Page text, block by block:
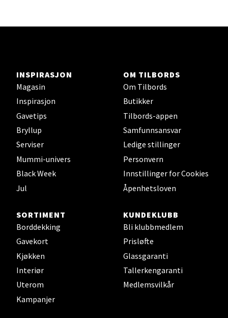
INSPIRASJON
Magasin
Inspirasjon
Gavetips
Bryllup
Serviser
Mummi-univers
Black Week
Jul
OM TILBORDS
Om Tilbords
Butikker
Tilbords-appen
Samfunnsansvar
Ledige stillinger
Personvern
Innstillinger for Cookies
Åpenhetsloven
SORTIMENT
Borddekking
Gavekort
Kjøkken
Interiør
Uterom
Kampanjer
KUNDEKLUBB
Bli klubbmedlem
Prisløfte
Glassgaranti
Tallerkengaranti
Medlemsvilkår
Åpent i dag 10-20
Bergen - Horisont
Myrdalsvegen 2, 5130 Nyborg
Åpent i dag 10-21
Velg
Sandefjord - Hvaltorvet
Torget 7, 3210 Sandefjord
Åpent i dag 10-20